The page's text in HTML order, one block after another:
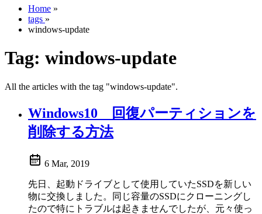
Home »
tags »
windows-update
Tag: windows-update
All the articles with the tag "windows-update".
Windows10 回復パーティションを
削除する方法
6 Mar, 2019
先日、起動ドライブとして使用していたSSDを新しい
物に交換しました。同じ容量のSSDにクローニングし
たので特にトラブルは起きませんでしたが、元々使っ